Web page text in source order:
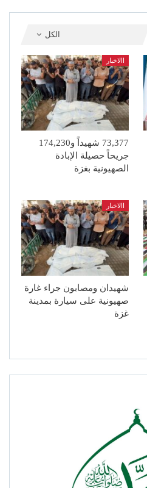
الكل
االاخبار
73,377 شهيداً و174,230
جريحاً حصيلة الإبادة
الصهيونية بغزة
االاخبار
شهيدان ومصابون جراء غارة
صهيونية على سيارة بمدينة
غزة